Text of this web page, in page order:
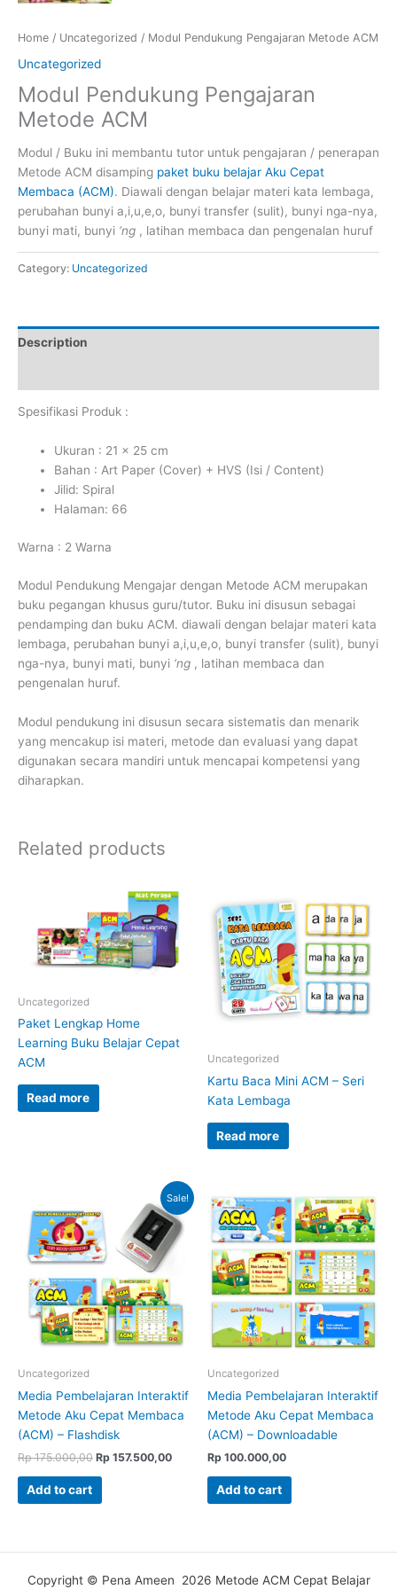
Home / Uncategorized / Modul Pendukung Pengajaran Metode ACM
Uncategorized
Modul Pendukung Pengajaran
Metode ACM
Modul / Buku ini membantu tutor untuk pengajaran / penerapan
Metode ACM disamping paket buku belajar Aku Cepat
Membaca (ACM). Diawali dengan belajar materi kata lembaga,
perubahan bunyi a,i,u,e,o, bunyi transfer (sulit), bunyi nga-nya,
bunyi mati, bunyi ‘ng , latihan membaca dan pengenalan huruf
Category: Uncategorized
Description
Spesifikasi Produk :
Ukuran : 21 x 25 cm
Bahan : Art Paper (Cover) + HVS (Isi / Content)
Jilid: Spiral
Halaman: 66
Warna : 2 Warna
Modul Pendukung Mengajar dengan Metode ACM merupakan
buku pegangan khusus guru/tutor. Buku ini disusun sebagai
pendamping dan buku ACM. diawali dengan belajar materi kata
lembaga, perubahan bunyi a,i,u,e,o, bunyi transfer (sulit), bunyi
nga-nya, bunyi mati, bunyi ‘ng , latihan membaca dan
pengenalan huruf.
Modul pendukung ini disusun secara sistematis dan menarik
yang mencakup isi materi, metode dan evaluasi yang dapat
digunakan secara mandiri untuk mencapai kompetensi yang
diharapkan.
Related products
Uncategorized
Paket Lengkap Home
Learning Buku Belajar Cepat
ACM
Read more
Uncategorized
Kartu Baca Mini ACM – Seri
Kata Lembaga
Read more
Sale!
Uncategorized
Media Pembelajaran Interaktif
Metode Aku Cepat Membaca
(ACM) – Flashdisk
Rp175.000,00
was:
Rp 175.000,00.
Rp 157.500,00
Current
price
is:
Rp 157.500,00.
Add to cart
Uncategorized
Media Pembelajaran Interaktif
Metode Aku Cepat Membaca
(ACM) – Downloadable
Rp 100.000,00
Add to cart
Copyright © Pena Ameen 2026 Metode ACM Cepat Belajar